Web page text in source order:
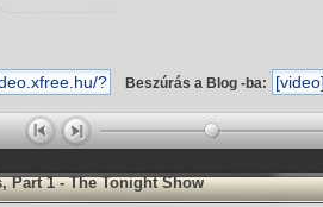
Beszúrás a Blog -ba:
Part 1 - The Tonight Show